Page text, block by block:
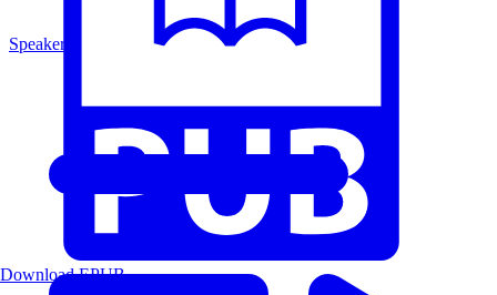
Speakers
Download EPUB